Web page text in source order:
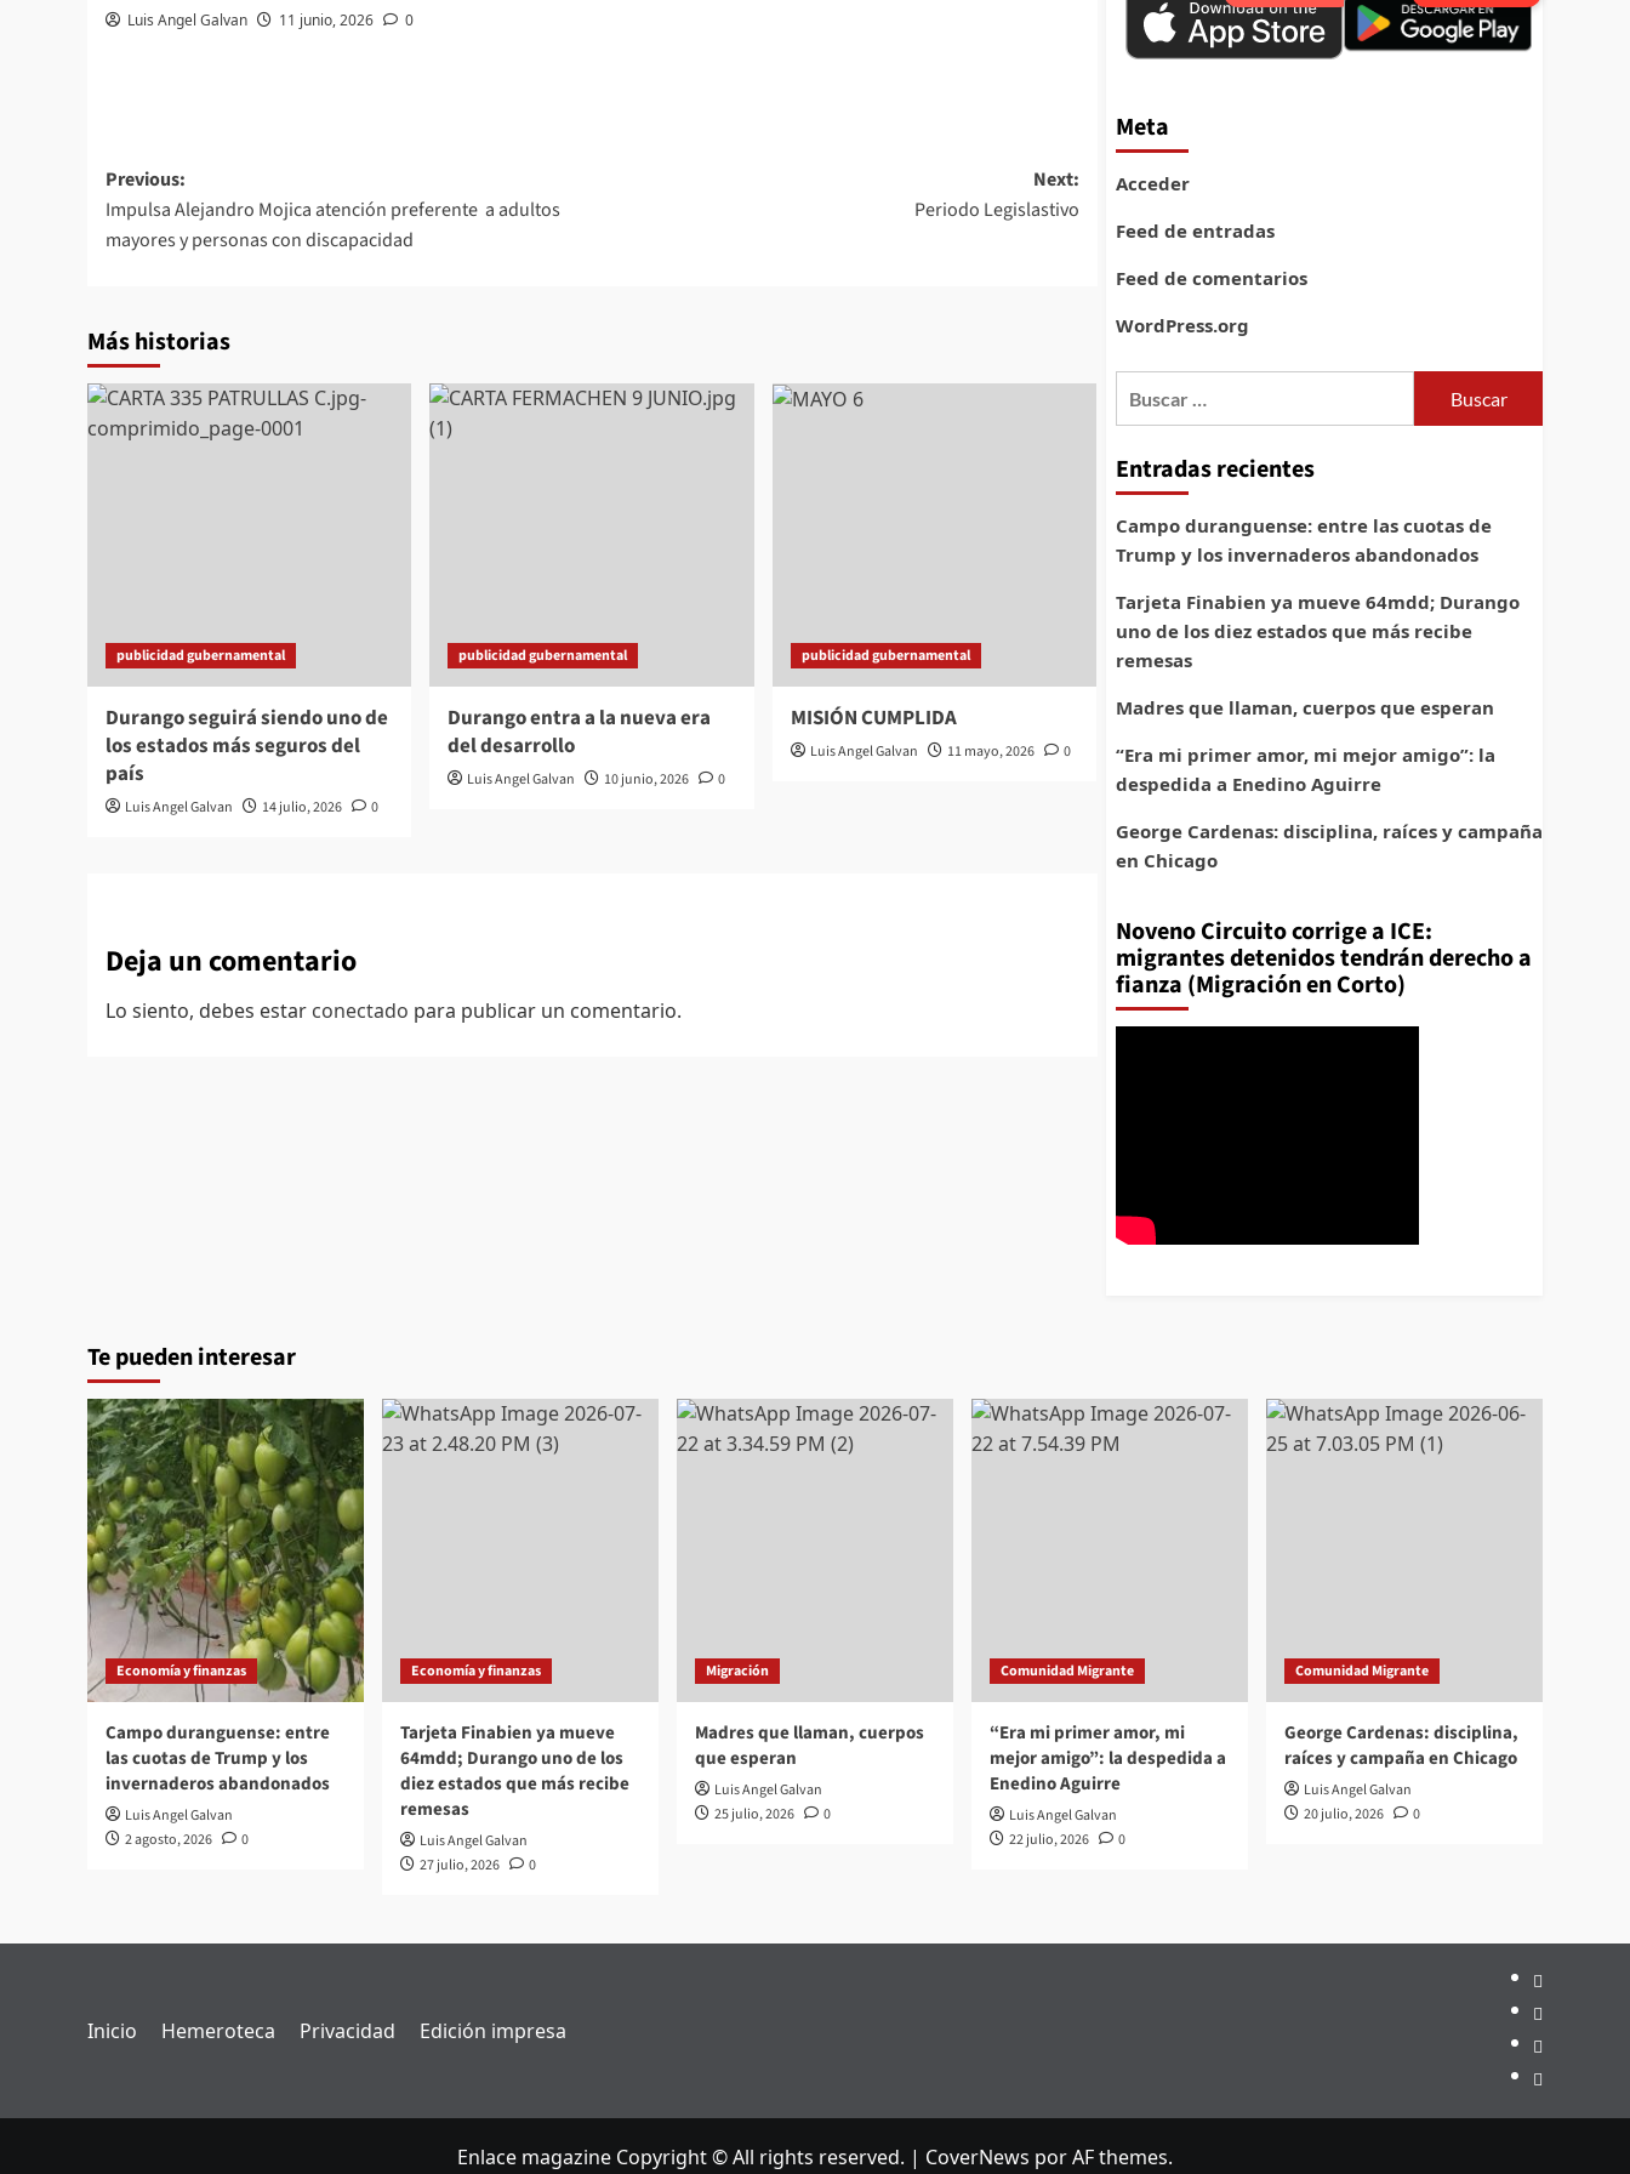
Luis Angel Galvan 11 junio, 2026 0
Post
navigation
Previous:
Impulsa Alejandro Mojica atención preferente a adultos
mayores y personas con discapacidad
Next:
Periodo Legislastivo
Más historias
publicidad gubernamental
Durango seguirá siendo uno de
los estados más seguros del
país
Luis Angel Galvan 14 julio, 2026 0
publicidad gubernamental
Durango entra a la nueva era
del desarrollo
Luis Angel Galvan 10 junio, 2026 0
publicidad gubernamental
MISIÓN CUMPLIDA
Luis Angel Galvan 11 mayo, 2026 0
Deja un comentario
Lo siento, debes estar conectado para publicar un comentario.
Meta
Acceder
Feed de entradas
Feed de comentarios
WordPress.org
Entradas recientes
Campo duranguense: entre las cuotas de
Trump y los invernaderos abandonados
Tarjeta Finabien ya mueve 64mdd; Durango
uno de los diez estados que más recibe
remesas
Madres que llaman, cuerpos que esperan
“Era mi primer amor, mi mejor amigo”: la
despedida a Enedino Aguirre
George Cardenas: disciplina, raíces y campaña
en Chicago
Noveno Circuito corrige a ICE:
migrantes detenidos tendrán derecho a
fianza (Migración en Corto)
Te pueden interesar
Economía y finanzas
Campo duranguense: entre
las cuotas de Trump y los
invernaderos abandonados
Luis Angel Galvan
2 agosto, 2026
0
Economía y finanzas
Tarjeta Finabien ya mueve
64mdd; Durango uno de los
diez estados que más recibe
remesas
Luis Angel Galvan
27 julio, 2026
0
Migración
Madres que llaman, cuerpos
que esperan
Luis Angel Galvan
25 julio, 2026
0
Comunidad Migrante
“Era mi primer amor, mi
mejor amigo”: la despedida a
Enedino Aguirre
Luis Angel Galvan
22 julio, 2026
0
Comunidad Migrante
George Cardenas: disciplina,
raíces y campaña en Chicago
Luis Angel Galvan
20 julio, 2026
0
Inicio Hemeroteca Privacidad Edición impresa
Inicio
Hemeroteca
Privacidad
Edición
Enlace magazine Copyright © All rights reserved. | CoverNews por AF themes.